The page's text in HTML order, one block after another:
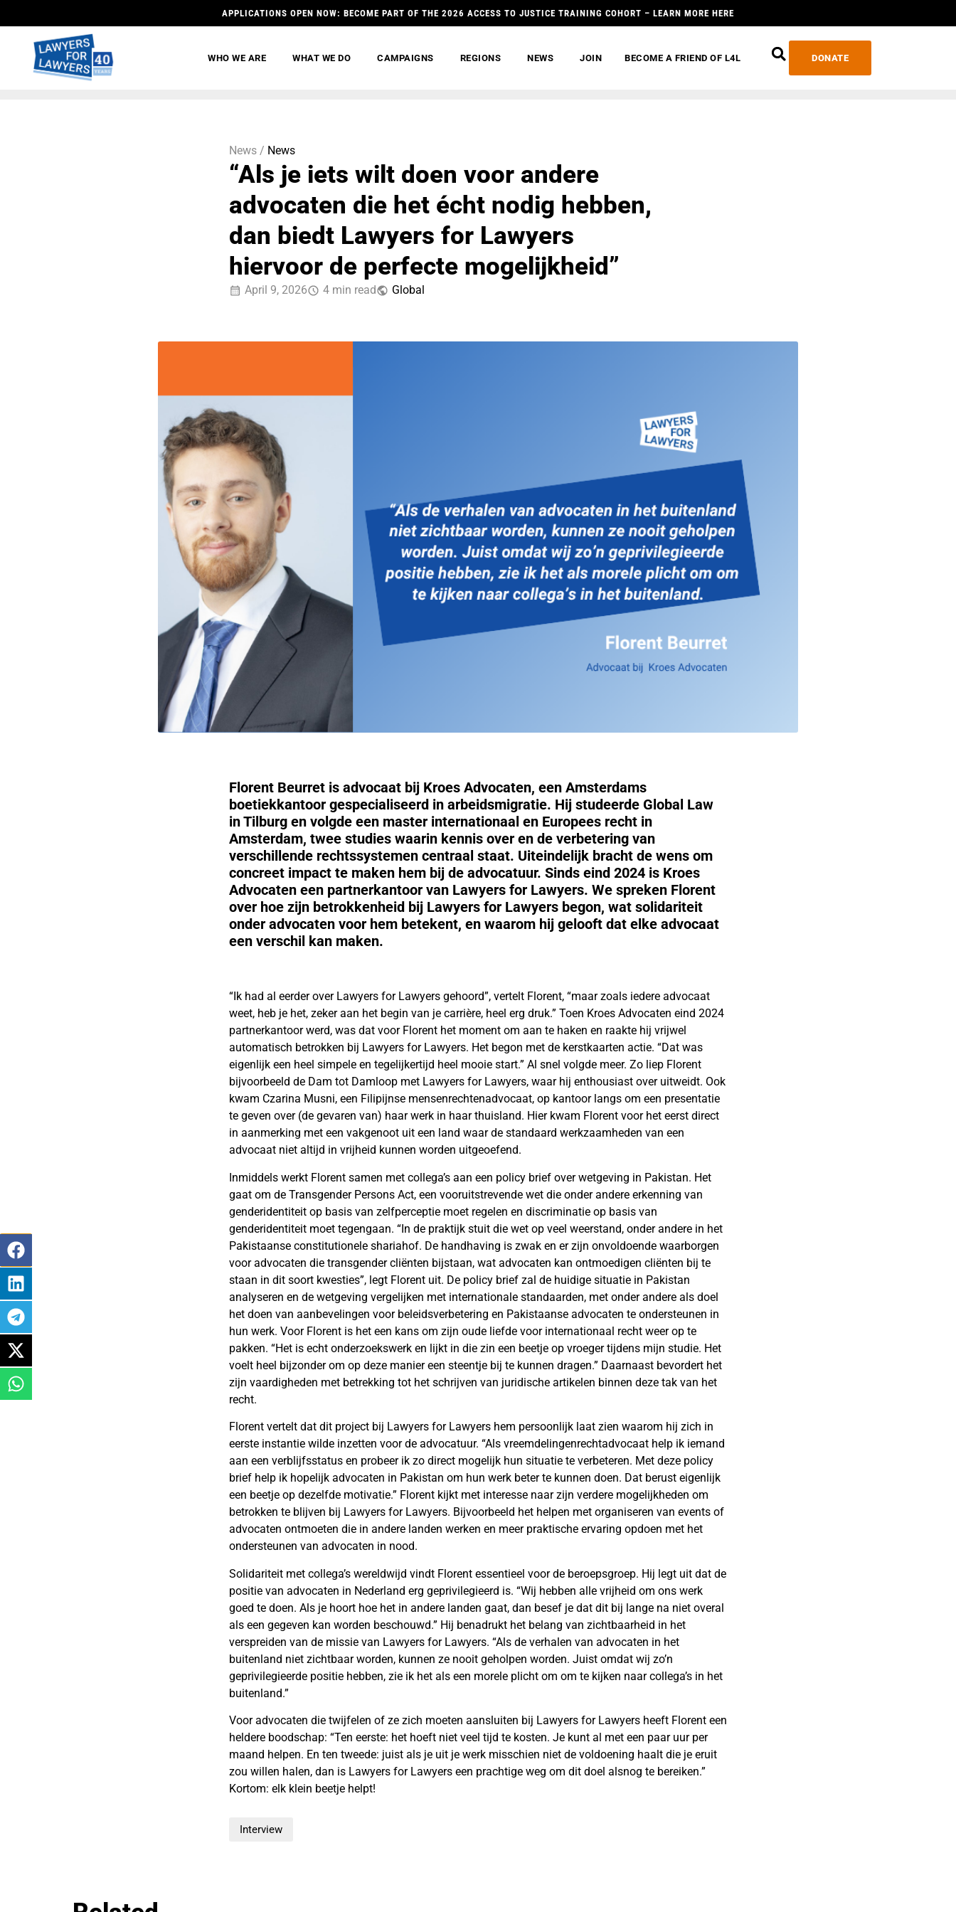
APPLICATIONS OPEN NOW: BECOME PART OF THE 2026 ACCESS TO JUSTICE TRAINING COHORT – LEARN MORE HERE
WHO WE ARE WHAT WE DO CAMPAIGNS REGIONS NEWS JOIN BECOME A FRIEND OF L4L DONATE
News / News
“Als je iets wilt doen voor andere
advocaten die het écht nodig hebben,
dan biedt Lawyers for Lawyers
hiervoor de perfecte mogelijkheid”
April 9, 2026 4 min read Global
Florent Beurret is advocaat bij Kroes Advocaten, een Amsterdams
boetiekkantoor gespecialiseerd in arbeidsmigratie. Hij studeerde Global Law
in Tilburg en volgde een master internationaal en Europees recht in
Amsterdam, twee studies waarin kennis over en de verbetering van
verschillende rechtssystemen centraal staat. Uiteindelijk bracht de wens om
concreet impact te maken hem bij de advocatuur. Sinds eind 2024 is Kroes
Advocaten een partnerkantoor van Lawyers for Lawyers. We spreken Florent
over hoe zijn betrokkenheid bij Lawyers for Lawyers begon, wat solidariteit
onder advocaten voor hem betekent, en waarom hij gelooft dat elke advocaat
een verschil kan maken.
“Ik had al eerder over Lawyers for Lawyers gehoord”, vertelt Florent, “maar zoals iedere advocaat
weet, heb je het, zeker aan het begin van je carrière, heel erg druk.” Toen Kroes Advocaten eind 2024
partnerkantoor werd, was dat voor Florent het moment om aan te haken en raakte hij vrijwel
automatisch betrokken bij Lawyers for Lawyers. Het begon met de kerstkaarten actie. “Dat was
eigenlijk een heel simpele en tegelijkertijd heel mooie start.” Al snel volgde meer. Zo liep Florent
bijvoorbeeld de Dam tot Damloop met Lawyers for Lawyers, waar hij enthousiast over uitweidt. Ook
kwam Czarina Musni, een Filipijnse mensenrechtenadvocaat, op kantoor langs om een presentatie
te geven over (de gevaren van) haar werk in haar thuisland. Hier kwam Florent voor het eerst direct
in aanmerking met een vakgenoot uit een land waar de standaard werkzaamheden van een
advocaat niet altijd in vrijheid kunnen worden uitgeoefend.
Inmiddels werkt Florent samen met collega’s aan een policy brief over wetgeving in Pakistan. Het
gaat om de Transgender Persons Act, een vooruitstrevende wet die onder andere erkenning van
genderidentiteit op basis van zelfperceptie moet regelen en discriminatie op basis van
genderidentiteit moet tegengaan. “In de praktijk stuit die wet op veel weerstand, onder andere in het
Pakistaanse constitutionele shariahof. De handhaving is zwak en er zijn onvoldoende waarborgen
voor advocaten die transgender cliënten bijstaan, wat advocaten kan ontmoedigen cliënten bij te
staan in dit soort kwesties”, legt Florent uit. De policy brief zal de huidige situatie in Pakistan
analyseren en de wetgeving vergelijken met internationale standaarden, met onder andere als doel
het doen van aanbevelingen voor beleidsverbetering en Pakistaanse advocaten te ondersteunen in
hun werk. Voor Florent is het een kans om zijn oude liefde voor internationaal recht weer op te
pakken. “Het is echt onderzoekswerk en lijkt in die zin een beetje op vroeger tijdens mijn studie. Het
voelt heel bijzonder om op deze manier een steentje bij te kunnen dragen.” Daarnaast bevordert het
zijn vaardigheden met betrekking tot het schrijven van juridische artikelen binnen deze tak van het
recht.
Florent vertelt dat dit project bij Lawyers for Lawyers hem persoonlijk laat zien waarom hij zich in
eerste instantie wilde inzetten voor de advocatuur. “Als vreemdelingenrechtadvocaat help ik iemand
aan een verblijfsstatus en probeer ik zo direct mogelijk hun situatie te verbeteren. Met deze policy
brief help ik hopelijk advocaten in Pakistan om hun werk beter te kunnen doen. Dat berust eigenlijk
een beetje op dezelfde motivatie.” Florent kijkt met interesse naar zijn verdere mogelijkheden om
betrokken te blijven bij Lawyers for Lawyers. Bijvoorbeeld het helpen met organiseren van events of
advocaten ontmoeten die in andere landen werken en meer praktische ervaring opdoen met het
ondersteunen van advocaten in nood.
Solidariteit met collega’s wereldwijd vindt Florent essentieel voor de beroepsgroep. Hij legt uit dat de
positie van advocaten in Nederland erg geprivilegieerd is. “Wij hebben alle vrijheid om ons werk
goed te doen. Als je hoort hoe het in andere landen gaat, dan besef je dat dit bij lange na niet overal
als een gegeven kan worden beschouwd.” Hij benadrukt het belang van zichtbaarheid in het
verspreiden van de missie van Lawyers for Lawyers. “Als de verhalen van advocaten in het
buitenland niet zichtbaar worden, kunnen ze nooit geholpen worden. Juist omdat wij zo’n
geprivilegieerde positie hebben, zie ik het als een morele plicht om om te kijken naar collega’s in het
buitenland.”
Voor advocaten die twijfelen of ze zich moeten aansluiten bij Lawyers for Lawyers heeft Florent een
heldere boodschap: “Ten eerste: het hoeft niet veel tijd te kosten. Je kunt al met een paar uur per
maand helpen. En ten tweede: juist als je uit je werk misschien niet de voldoening haalt die je eruit
zou willen halen, dan is Lawyers for Lawyers een prachtige weg om dit doel alsnog te bereiken.”
Kortom: elk klein beetje helpt!
Interview